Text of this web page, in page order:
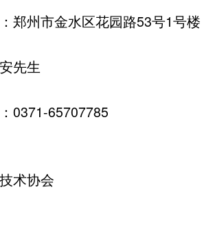
州市金水区花园路53号1号楼
先生
65707785
术协会